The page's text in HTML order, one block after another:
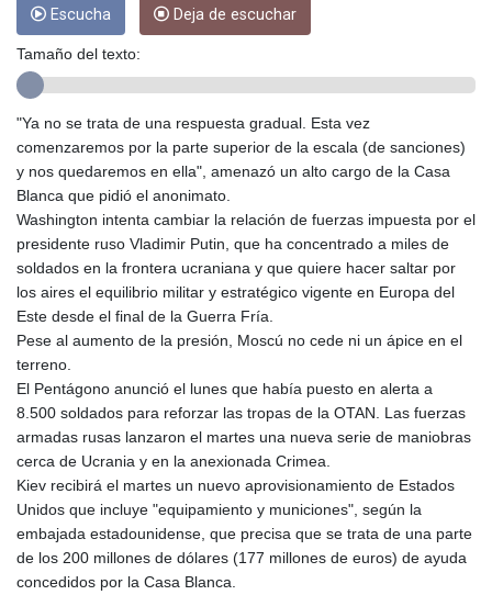
GGP 0.857252
GHS 13.526832
GMD 84.980421
GTQ 8.794891
GYD 241.157003
HKD 9.066767
HRK 7.536622
HTG 150.718127
HUF 363.096405
IDR 20580.370421
ILS 3.468234
IMP 0.857252
IQD 1509.981237
IRR
1590322.371805
ISK 142.598215
JEP 0.857252
JMD 183.057725
JOD 0.819746
JPY 182.445186
Escucha Deja de escuchar
Tamaño del texto:
"Ya no se trata de una respuesta gradual. Esta vez
comenzaremos por la parte superior de la escala (de sanciones)
y nos quedaremos en ella", amenazó un alto cargo de la Casa
Blanca que pidió el anonimato.
Washington intenta cambiar la relación de fuerzas impuesta por el
presidente ruso Vladimir Putin, que ha concentrado a miles de
soldados en la frontera ucraniana y que quiere hacer saltar por
los aires el equilibrio militar y estratégico vigente en Europa del
Este desde el final de la Guerra Fría.
Pese al aumento de la presión, Moscú no cede ni un ápice en el
terreno.
El Pentágono anunció el lunes que había puesto en alerta a
8.500 soldados para reforzar las tropas de la OTAN. Las fuerzas
armadas rusas lanzaron el martes una nueva serie de maniobras
cerca de Ucrania y en la anexionada Crimea.
Kiev recibirá el martes un nuevo aprovisionamiento de Estados
Unidos que incluye "equipamiento y municiones", según la
embajada estadounidense, que precisa que se trata de una parte
de los 200 millones de dólares (177 millones de euros) de ayuda
concedidos por la Casa Blanca.